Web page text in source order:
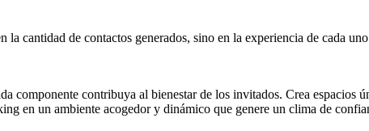
cantidad de contactos generados, sino en la experiencia de cada
componente contribuya al bienestar de los invitados. Crea espacios
en un ambiente acogedor y dinámico que genere un clima de